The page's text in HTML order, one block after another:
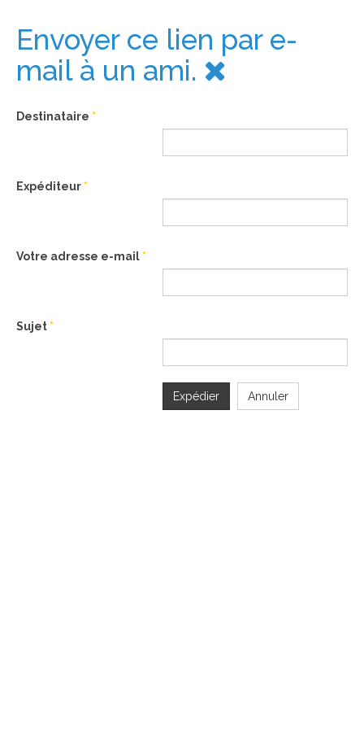
Envoyer ce lien par e-
mail à un ami.
Destinataire *
Expéditeur *
Votre adresse e-mail *
Sujet *
Expédier Annuler